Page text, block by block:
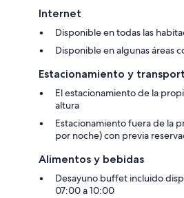
Internet
Disponible en todas las
Disponible en algunas áreas
Estacionamiento y
El estacionamiento de la
altura
Estacionamiento fuera de la
por noche) con previa
Alimentos y bebidas
Desayuno buffet incluido
07:00 a 10:00